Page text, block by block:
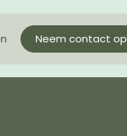
Neem contact op